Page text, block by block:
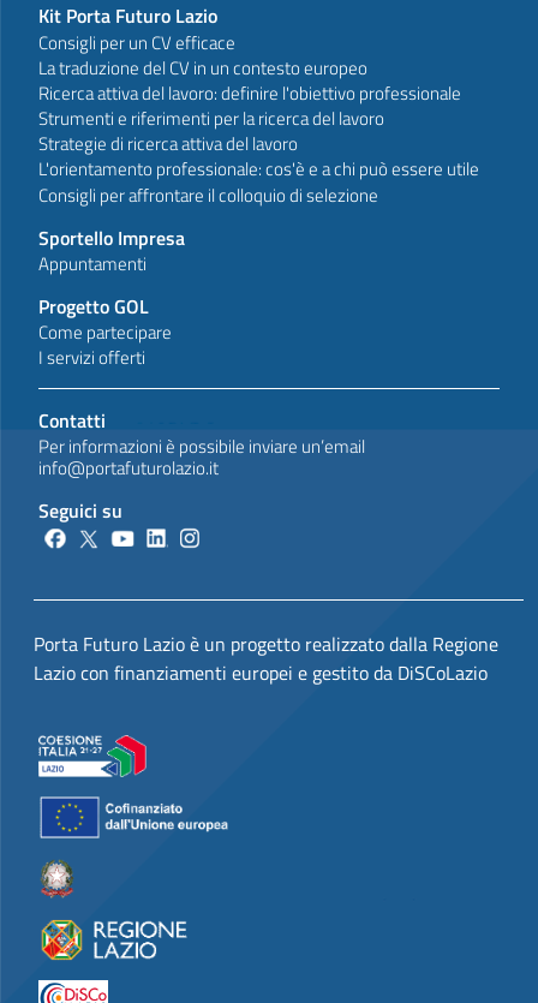
Kit Porta Futuro Lazio
Consigli per un CV efficace
La traduzione del CV in un contesto europeo
Ricerca attiva del lavoro: definire l'obiettivo professionale
Strumenti e riferimenti per la ricerca del lavoro
Strategie di ricerca attiva del lavoro
L'orientamento professionale: cos'è e a chi può essere utile
Consigli per affrontare il colloquio di selezione
Sportello Impresa
Appuntamenti
Progetto GOL
Come partecipare
I servizi offerti
Contatti
Per informazioni è possibile inviare un’email
info@portafuturolazio.it
Seguici su
Porta Futuro Lazio è un progetto realizzato dalla Regione
Lazio con finanziamenti europei e gestito da DiSCoLazio